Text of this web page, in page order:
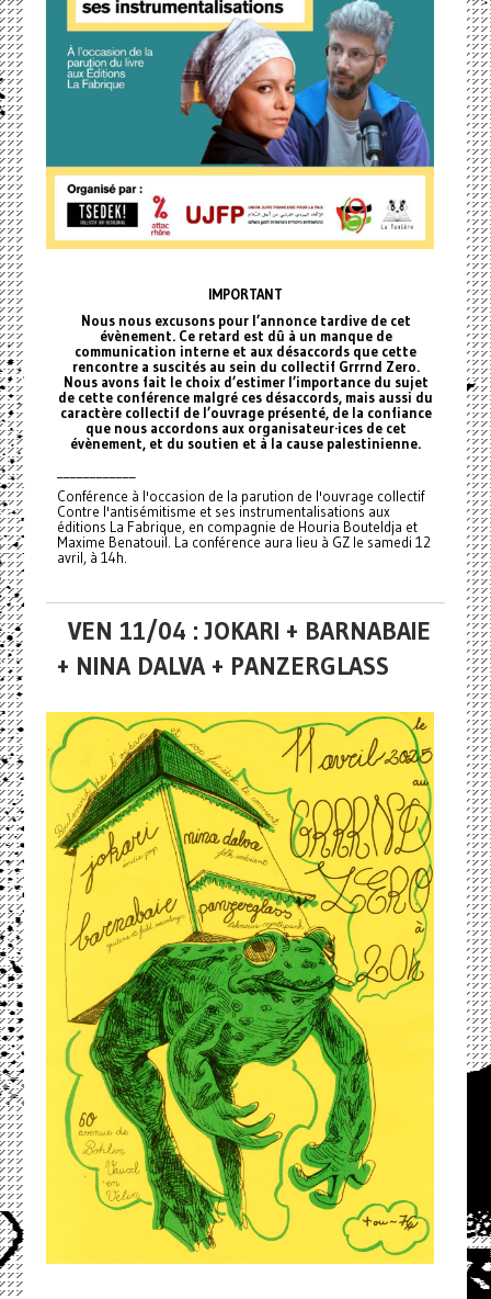
IMPORTANT
Nous nous excusons pour l’annonce tardive de cet
évènement. Ce retard est dû à un manque de
communication interne et aux désaccords que cette
rencontre a suscités au sein du collectif Grrrnd Zero.
Nous avons fait le choix d’estimer l’importance du sujet
de cette conférence malgré ces désaccords, mais aussi du
caractère collectif de l’ouvrage présenté, de la confiance
que nous accordons aux organisateur·ices de cet
évènement, et du soutien et à la cause palestinienne.
Conférence à l'occasion de la parution de l'ouvrage collectif
Contre l'antisémitisme et ses instrumentalisations aux
éditions La Fabrique, en compagnie de Houria Bouteldja et
Maxime Benatouil. La conférence aura lieu à GZ le samedi 12
avril, à 14h.
VEN 11/04 : JOKARI + BARNABAIE
+ NINA DALVA + PANZERGLASS